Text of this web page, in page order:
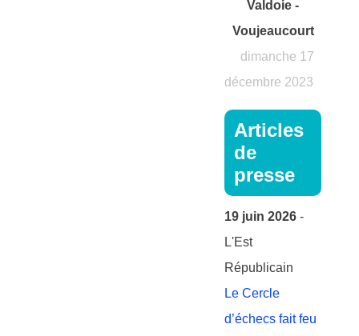
Valdoie -
Voujeaucourt
dimanche 17
décembre 2023
Articles
de
presse
19 juin 2026 -
L'Est
Républicain
Le Cercle
d’échecs fait feu